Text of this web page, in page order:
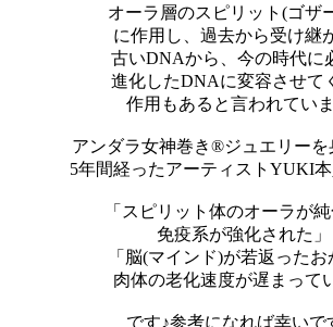
オーラ層のスピリット(ゴザ
に作用し、過去から受け継
古いDNAから、今の時代に
進化したDNAに変容させて
作用もあると言われてい
アンダラ女神巻き®ジュエリーを
5年間経ったアーティストYUKI
「スピリット体のオーラが
免疫系が強化された」
「脳(マインド)が若返った
肉体の老化速度が遅まって
です♪参考になれば幸い